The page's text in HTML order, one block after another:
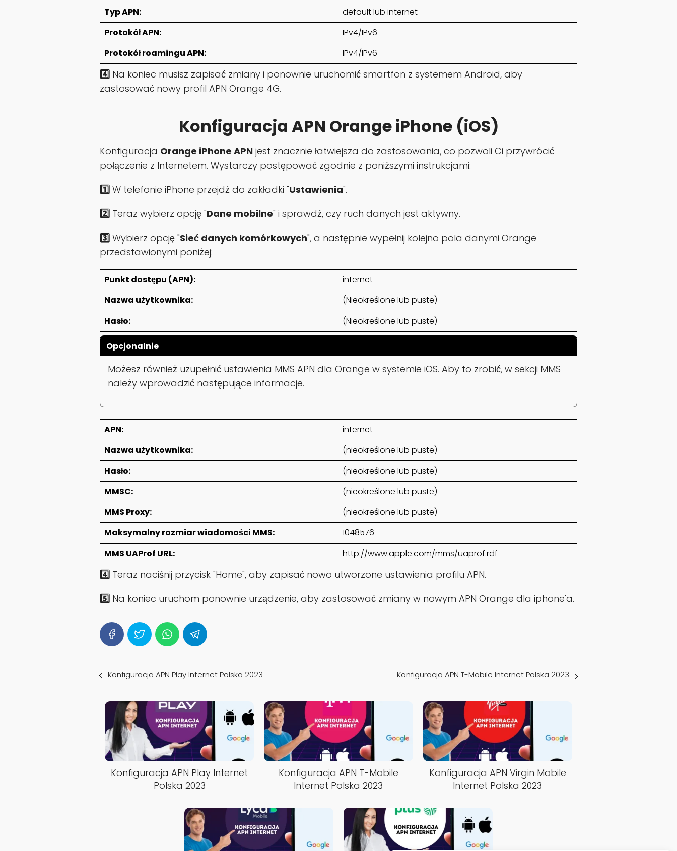
Typ APN:
default lub internet
Protokół APN:
IPv4/IPv6
Protokół roamingu APN:
IPv4/IPv6
4️⃣ Na koniec musisz zapisać zmiany i ponownie uruchomić smartfon z systemem Android, aby
zastosować nowy profil APN Orange 4G.
Konfiguracja APN Orange iPhone (iOS)
Konfiguracja Orange iPhone APN jest znacznie łatwiejsza do zastosowania, co pozwoli Ci przywrócić
połączenie z Internetem. Wystarczy postępować zgodnie z poniższymi instrukcjami:
1️⃣ W telefonie iPhone przejdź do zakładki "Ustawienia".
2️⃣ Teraz wybierz opcję "Dane mobilne" i sprawdź, czy ruch danych jest aktywny.
3️⃣ Wybierz opcję "Sieć danych komórkowych", a następnie wypełnij kolejno pola danymi Orange
przedstawionymi poniżej:
Punkt dostępu (APN):
internet
Nazwa użytkownika:
(Nieokreślone lub puste)
Hasło:
(Nieokreślone lub puste)
Opcjonalnie
Możesz również uzupełnić ustawienia MMS APN dla Orange w systemie iOS. Aby to zrobić, w sekcji MMS
należy wprowadzić następujące informacje.
APN:
internet
Nazwa użytkownika:
(nieokreślone lub puste)
Hasło:
(nieokreślone lub puste)
MMSC:
(nieokreślone lub puste)
MMS Proxy:
(nieokreślone lub puste)
Maksymalny rozmiar wiadomości MMS:
1048576
MMS UAProf URL:
http://www.apple.com/mms/uaprof.rdf
4️⃣ Teraz naciśnij przycisk "Home", aby zapisać nowo utworzone ustawienia profilu APN.
5️⃣ Na koniec uruchom ponownie urządzenie, aby zastosować zmiany w nowym APN Orange dla iphone'a.
Konfiguracja APN Play Internet Polska 2023 Konfiguracja APN T-Mobile Internet Polska 2023
Konfiguracja APN Play Internet
Polska 2023
Konfiguracja APN T-Mobile
Internet Polska 2023
Konfiguracja APN Virgin Mobile
Internet Polska 2023